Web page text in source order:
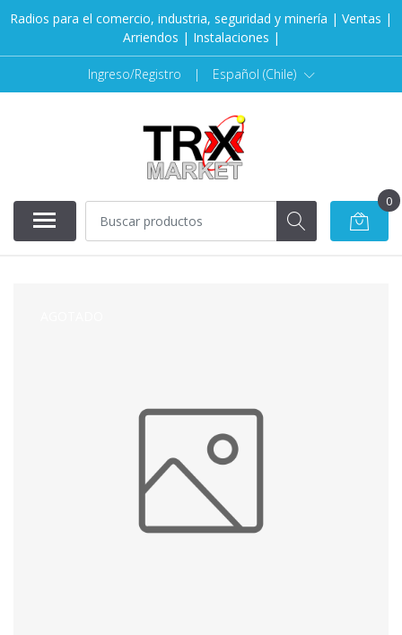
Radios para el comercio, industria, seguridad y minería | Ventas |
Arriendos | Instalaciones |
Ingreso/Registro | Español (Chile)
0